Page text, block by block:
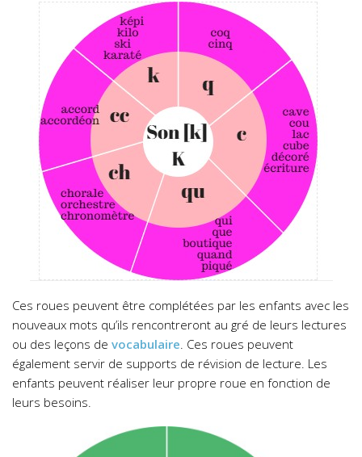
Ces roues peuvent être complétées par les enfants avec les
nouveaux mots qu’ils rencontreront au gré de leurs lectures
ou des leçons de vocabulaire. Ces roues peuvent
également servir de supports de révision de lecture. Les
enfants peuvent réaliser leur propre roue en fonction de
leurs besoins.